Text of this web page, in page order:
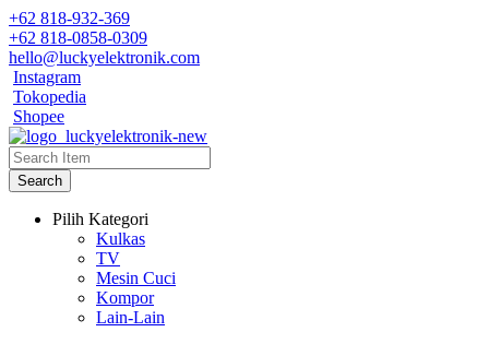
+62 818-932-369
+62 818-0858-0309
hello@luckyelektronik.com
Instagram
Tokopedia
Shopee
Search
Pilih Kategori
Kulkas
TV
Mesin Cuci
Kompor
Lain-Lain